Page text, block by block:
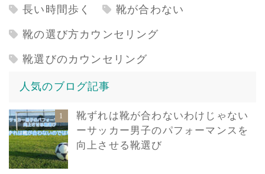
長い時間歩く 靴が合わない
靴の選び方カウンセリング
靴選びのカウンセリング
人気のブログ記事
靴ずれは靴が合わないわけじゃない
ーサッカー男子のパフォーマンスを
向上させる靴選び